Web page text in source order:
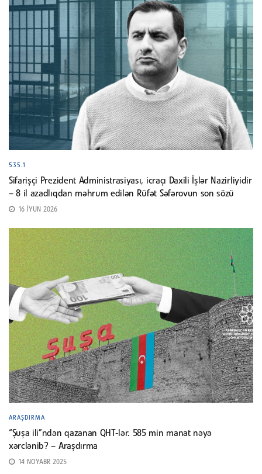
535.1
Sifarişçi Prezident Administrasiyası, icraçı Daxili İşlər Nazirliyidir
– 8 il azadlıqdan məhrum edilən Rüfət Səfərovun son sözü
16 İYUN 2026
ARAŞDIRMA
“Şuşa ili”ndən qazanan QHT-lər. 585 min manat nəyə
xərclənib? – Araşdırma
14 NOYABR 2025